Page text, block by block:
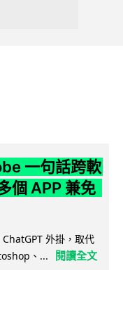
一句話跨軟
個 APP 兼免
外掛，取代
、...
閱讀全文